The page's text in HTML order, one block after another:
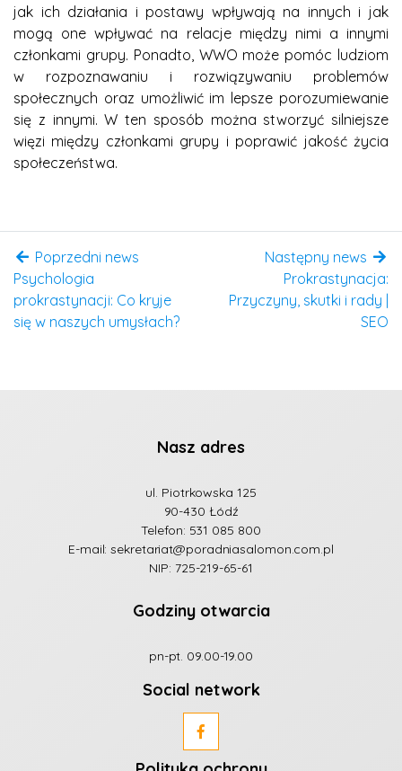
jak ich działania i postawy wpływają na innych i jak
mogą one wpływać na relacje między nimi a innymi
członkami grupy. Ponadto, WWO może pomóc ludziom
w rozpoznawaniu i rozwiązywaniu problemów
społecznych oraz umożliwić im lepsze porozumiewanie
się z innymi. W ten sposób można stworzyć silniejsze
więzi między członkami grupy i poprawić jakość życia
społeczeństwa.
Poprzedni news
Psychologia
prokrastynacji: Co kryje
się w naszych umysłach?
Następny news
Prokrastynacja:
Przyczyny, skutki i rady |
SEO
Nasz adres
ul. Piotrkowska 125
90-430 Łódź
Telefon: 531 085 800
E-mail:sekretariat@poradniasalomon.com.pl
NIP: 725-219-65-61
Godziny otwarcia
pn-pt. 09.00-19.00
Social network